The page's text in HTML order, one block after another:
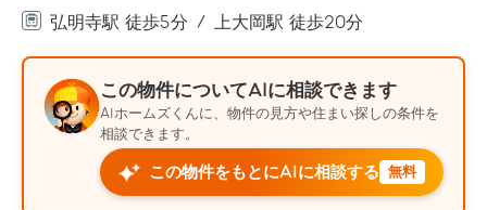
弘明寺駅 徒歩5分
上大岡駅 徒歩20分
この物件についてAIに相談できます
AIホームズくんに、物件の見方や住まい探しの条件を
相談できます。
この物件をもとにAIに相談する 無料